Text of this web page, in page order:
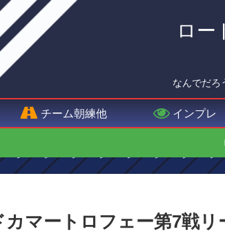
ロー
なんでだ
チーム朝練他 インプレ
カマートロフェー第7戦